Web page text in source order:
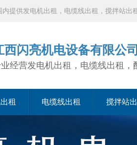
提供发电机出租，电缆线出租，搅拌站出
西闪亮机电设备有限公司
经营发电机出租，电缆线出租，
租 电缆线出租 搅拌站